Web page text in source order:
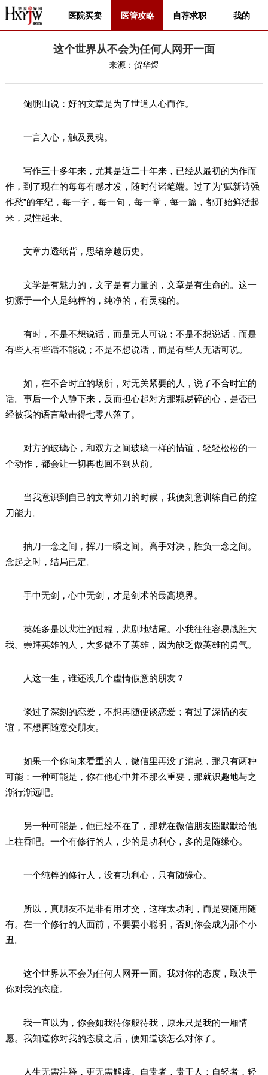
医院买卖 医管攻略 自荐求职 我的
这个世界从不会为任何人网开一面
来源： 贺华煜
鲍鹏山说：好的文章是为了世道人心而作。
一言入心，触及灵魂。
写作三十多年来，尤其是近二十年来，已经从最初的为作而
作，到了现在的每每有感才发，随时付诸笔端。过了为“赋新诗强
作愁”的年纪，每一字，每一句，每一章，每一篇，都开始鲜活起
来，灵性起来。
文章力透纸背，思绪穿越历史。
文学是有魅力的，文字是有力量的，文章是有生命的。这一
切源于一个人是纯粹的，纯净的，有灵魂的。
有时，不是不想说话，而是无人可说；不是不想说话，而是
有些人有些话不能说；不是不想说话，而是有些人无话可说。
如，在不合时宜的场所，对无关紧要的人，说了不合时宜的
话。事后一个人静下来，反而担心起对方那颗易碎的心，是否已
经被我的语言敲击得七零八落了。
对方的玻璃心，和双方之间玻璃一样的情谊，轻轻松松的一
个动作，都会让一切再也回不到从前。
当我意识到自己的文章如刀的时候，我便刻意训练自己的控
刀能力。
抽刀一念之间，挥刀一瞬之间。高手对决，胜负一念之间。
念起之时，结局已定。
手中无剑，心中无剑，才是剑术的最高境界。
英雄多是以悲壮的过程，悲剧地结尾。小我往往容易战胜大
我。崇拜英雄的人，大多做不了英雄，因为缺乏做英雄的勇气。
人这一生，谁还没几个虚情假意的朋友？
谈过了深刻的恋爱，不想再随便谈恋爱；有过了深情的友
谊，不想再随意交朋友。
如果一个你向来看重的人，微信里再没了消息，那只有两种
可能：一种可能是，你在他心中并不那么重要，那就识趣地与之
渐行渐远吧。
另一种可能是，他已经不在了，那就在微信朋友圈默默给他
上柱香吧。一个有修行的人，少的是功利心，多的是随缘心。
一个纯粹的修行人，没有功利心，只有随缘心。
所以，真朋友不是非有用才交，这样太功利，而是要随用随
有。在一个修行的人面前，不要耍小聪明，否则你会成为那个小
丑。
这个世界从不会为任何人网开一面。我对你的态度，取决于
你对我的态度。
我一直以为，你会如我待你般待我，原来只是我的一厢情
愿。我知道你对我的态度之后，便知道该怎么对你了。
人生无需注释，更无需解读。自贵者，贵于人；自轻者，轻